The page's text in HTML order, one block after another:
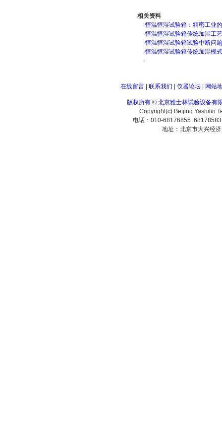
相关资料
·恒温恒湿试验箱：精密工业
·恒温恒湿试验箱传统加湿工
·恒温恒湿试验箱试验中断问
·恒温恒湿试验箱传统加湿模
·
在线留言| 联系我们 仪器论坛| 网站
版权所有 © 北京雅士林试验设备有
Copyright(c) Beijing Yashilin
电话：010-68176855
地址：北京市大兴经